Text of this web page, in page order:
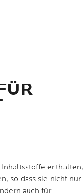
enthalten,
so dass sie nicht nur
auch für